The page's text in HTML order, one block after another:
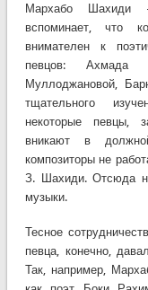
Мархабо
вспоминает, что
внимателен к
певцов: Ахмада
Муллоджановой,
тщательного
некоторые певцы,
вникают в
композиторы не
З. Шахиди. Отсюда
музыки.
Тесное
певца, конечно,
Так, например,